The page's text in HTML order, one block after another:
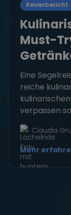
Revierbericht
Must-
Eine
reiche
verpassen
Claudia
Mehr